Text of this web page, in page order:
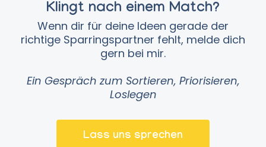
Klingt nach einem Match?
Wenn dir für deine Ideen gerade der
richtige Sparringspartner fehlt, melde dich
gern bei mir.
Ein Gespräch zum Sortieren, Priorisieren,
Loslegen
Lass uns sprechen